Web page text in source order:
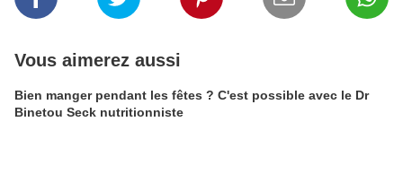
Vous aimerez aussi
Bien manger pendant les fêtes ? C'est possible avec le Dr
Binetou Seck nutritionniste